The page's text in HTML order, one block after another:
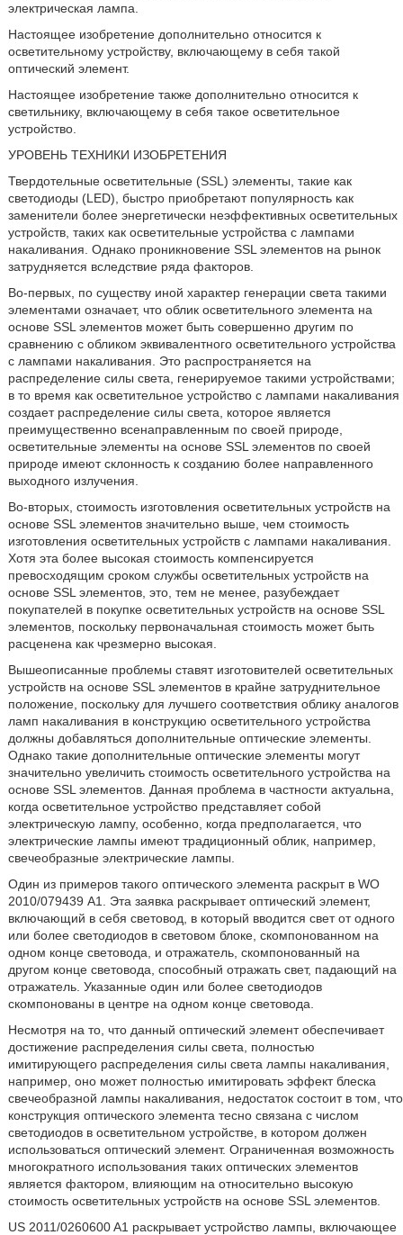
электрическая лампа.
Настоящее изобретение дополнительно относится к
осветительному устройству, включающему в себя такой
оптический элемент.
Настоящее изобретение также дополнительно относится к
светильнику, включающему в себя такое осветительное
устройство.
УРОВЕНЬ ТЕХНИКИ ИЗОБРЕТЕНИЯ
Твердотельные осветительные (SSL) элементы, такие как
светодиоды (LED), быстро приобретают популярность как
заменители более энергетически неэффективных осветительных
устройств, таких как осветительные устройства с лампами
накаливания. Однако проникновение SSL элементов на рынок
затрудняется вследствие ряда факторов.
Во-первых, по существу иной характер генерации света такими
элементами означает, что облик осветительного элемента на
основе SSL элементов может быть совершенно другим по
сравнению с обликом эквивалентного осветительного устройства
с лампами накаливания. Это распространяется на
распределение силы света, генерируемое такими устройствами;
в то время как осветительное устройство с лампами накаливания
создает распределение силы света, которое является
преимущественно всенаправленным по своей природе,
осветительные элементы на основе SSL элементов по своей
природе имеют склонность к созданию более направленного
выходного излучения.
Во-вторых, стоимость изготовления осветительных устройств на
основе SSL элементов значительно выше, чем стоимость
изготовления осветительных устройств с лампами накаливания.
Хотя эта более высокая стоимость компенсируется
превосходящим сроком службы осветительных устройств на
основе SSL элементов, это, тем не менее, разубеждает
покупателей в покупке осветительных устройств на основе SSL
элементов, поскольку первоначальная стоимость может быть
расценена как чрезмерно высокая.
Вышеописанные проблемы ставят изготовителей осветительных
устройств на основе SSL элементов в крайне затруднительное
положение, поскольку для лучшего соответствия облику аналогов
ламп накаливания в конструкцию осветительного устройства
должны добавляться дополнительные оптические элементы.
Однако такие дополнительные оптические элементы могут
значительно увеличить стоимость осветительного устройства на
основе SSL элементов. Данная проблема в частности актуальна,
когда осветительное устройство представляет собой
электрическую лампу, особенно, когда предполагается, что
электрические лампы имеют традиционный облик, например,
свечеобразные электрические лампы.
Один из примеров такого оптического элемента раскрыт в WO
2010/079439 А1. Эта заявка раскрывает оптический элемент,
включающий в себя световод, в который вводится свет от одного
или более светодиодов в световом блоке, скомпонованном на
одном конце световода, и отражатель, скомпонованный на
другом конце световода, способный отражать свет, падающий на
отражатель. Указанные один или более светодиодов
скомпонованы в центре на одном конце световода.
Несмотря на то, что данный оптический элемент обеспечивает
достижение распределения силы света, полностью
имитирующего распределения силы света лампы накаливания,
например, оно может полностью имитировать эффект блеска
свечеобразной лампы накаливания, недостаток состоит в том, что
конструкция оптического элемента тесно связана с числом
светодиодов в осветительном устройстве, в котором должен
использоваться оптический элемент. Ограниченная возможность
многократного использования таких оптических элементов
является фактором, влияющим на относительно высокую
стоимость осветительных устройств на основе SSL элементов.
US 2011/0260600 A1 раскрывает устройство лампы, включающее